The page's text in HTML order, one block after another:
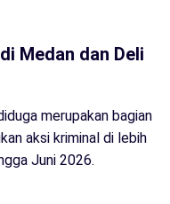
Medan dan Deli
merupakan bagian
aksi kriminal di lebih
Juni 2026.